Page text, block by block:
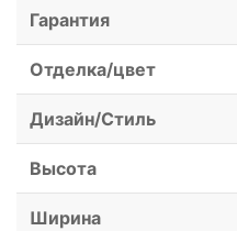
Гарантия
Отделка/цвет
Дизайн/Стиль
Высота
Ширина